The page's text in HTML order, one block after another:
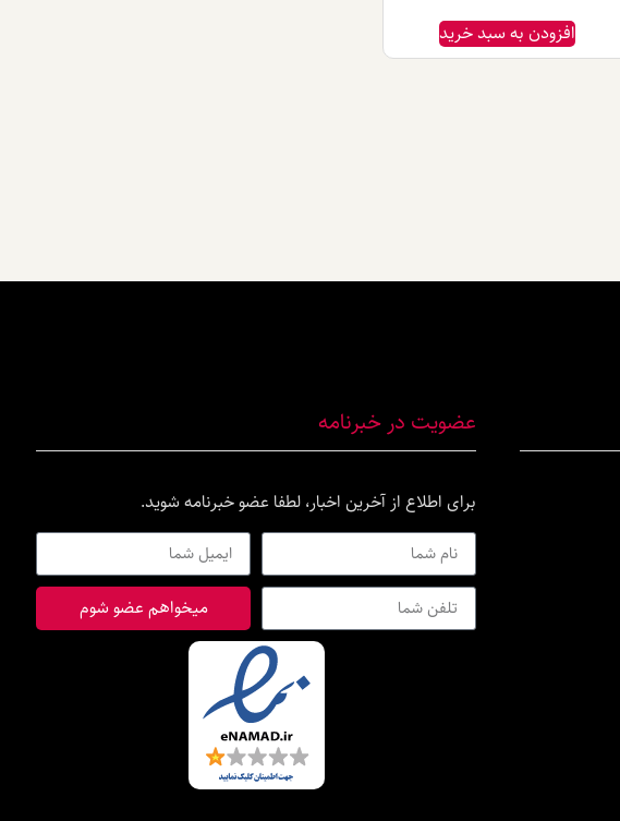
افزودن به سبد خرید
عضویت در خبرنامه
برای اطلاع از آخرین اخبار، لطفا عضو خبرنامه شوید.
میخواهم عضو شوم